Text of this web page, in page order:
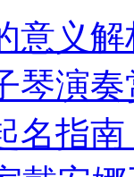
意义解
琴演奏
名指